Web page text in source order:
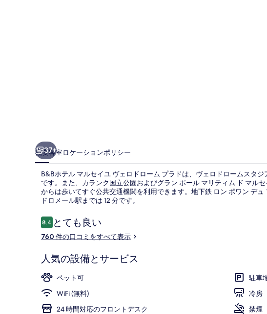
ー
ム
プ
ラ
の
写
真
ギ
ャ
ラ
37+
概要客室ロケーションポリシー
B&Bホテル マルセイユ ヴェロドローム プラドは、ヴェロドロームスタ
です。また、カランク国立公園およびグラン ポール マリティム ド マル
からは歩いてすぐ公共交通機関を利用できます。地下鉄 ロン ポワン デ
ドロメール駅までは 12 分です。
口
コ
ミ
8.410段階中8.4
とても良い
760 件の口コミをすべて表示
人気の設備とサービス
ペット可
駐車
WiFi (無料)
冷房
24 時間対応のフロントデスク
禁煙